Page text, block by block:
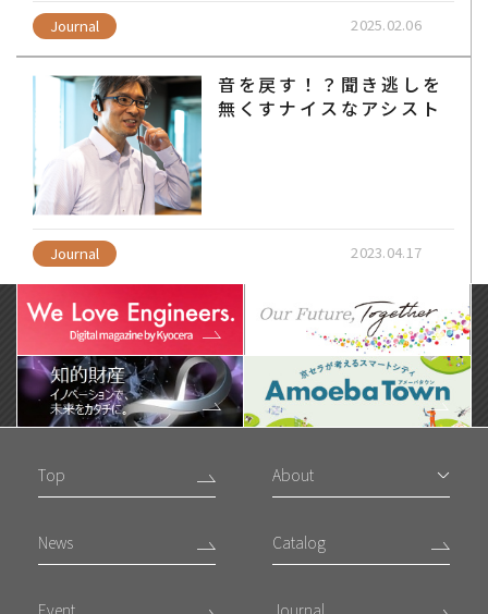
Journal 2025.02.06
音を戻す！？聞き逃しを
無くすナイスなアシスト
Journal 2023.04.17
Top About
News Catalog
Event Journal